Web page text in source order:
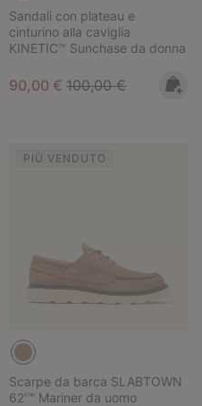
Sandali con plateau e
cinturino alla caviglia
KINETIC™ Sunchase da donna
Sale price:
90,00 € Regular price:
100,00 €
PIÙ VENDUTO
Scarpe da barca SLABTOWN
62'™ Mariner da uomo